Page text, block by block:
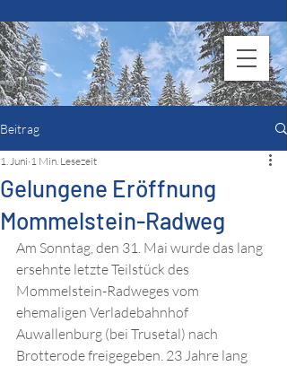
WSV Brotterode
Beitrag
Gelungene Eröffnung
Mommelstein-Radweg
1. Juni 1 Min. Lesezeit
Am Sonntag, den 31. Mai wurde das lang
ersehnte letzte Teilstück des
Mommelstein-Radweges vom
ehemaligen Verladebahnhof
Auwallenburg (bei Trusetal) nach
Brotterode freigegeben. 23 Jahre lang